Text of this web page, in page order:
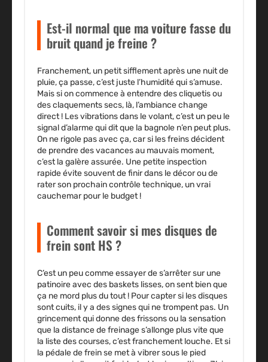
Est-il normal que ma voiture fasse du
bruit quand je freine ?
Franchement, un petit sifflement après une nuit de
pluie, ça passe, c’est juste l’humidité qui s’amuse.
Mais si on commence à entendre des cliquetis ou
des claquements secs, là, l’ambiance change
direct ! Les vibrations dans le volant, c’est un peu le
signal d’alarme qui dit que la bagnole n’en peut plus.
On ne rigole pas avec ça, car si les freins décident
de prendre des vacances au mauvais moment,
c’est la galère assurée. Une petite inspection
rapide évite souvent de finir dans le décor ou de
rater son prochain contrôle technique, un vrai
cauchemar pour le budget !
Comment savoir si mes disques de
frein sont HS ?
C’est un peu comme essayer de s’arrêter sur une
patinoire avec des baskets lisses, on sent bien que
ça ne mord plus du tout ! Pour capter si les disques
sont cuits, il y a des signes qui ne trompent pas. Un
grincement qui donne des frissons ou la sensation
que la distance de freinage s’allonge plus vite que
la liste des courses, c’est franchement louche. Et si
la pédale de frein se met à vibrer sous le pied